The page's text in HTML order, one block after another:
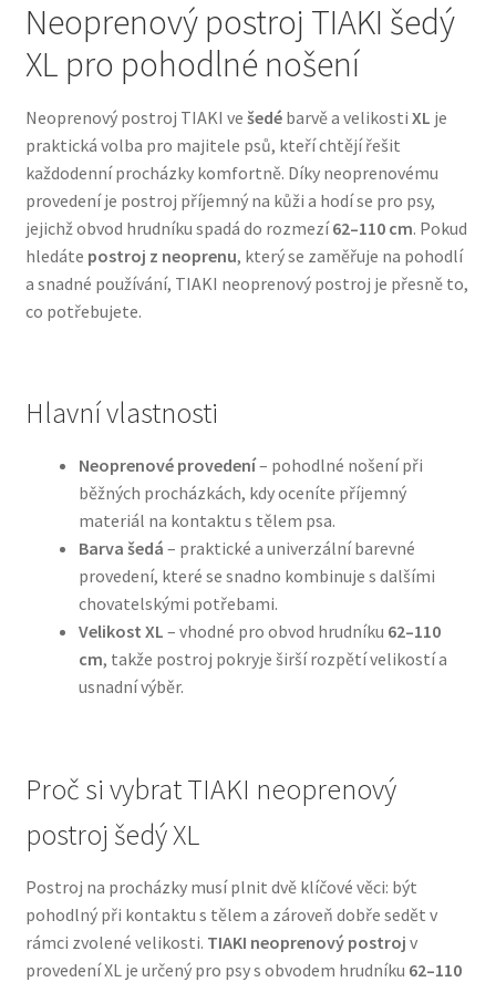
Bozita pro psy — Švédské krmivo s nordickou kvalitou
Brit pro psy
Granule pro psy
Natural Trainer pro psy — Italské krmivo s
přírodními složkami
Happy Dog — Německá kvalita a přirozené složení
Konzervy a kapsičky pro psy
N&D Farmina pro psy — Italské holistic krmivo
Oblečky pro psy
Pamlsky pro psy
Ortopedické pelíšky
Přepravky pro psy
Purizon pro psy — Vysoký obsah masa, bez obilovin
Royal Canin pro psy
Neoprenový postroj TIAKI šedý
XL pro pohodlné nošení
Neoprenový postroj TIAKI ve šedébarvě a velikosti XL je
praktická volba pro majitele psů, kteří chtějí řešit
každodenní procházky komfortně. Díky neoprenovému
provedení je postroj příjemný na kůži a hodí se pro psy,
jejichž obvod hrudníku spadá do rozmezí62–110 cm. Pokud
hledáte postroj z neoprenu, který se zaměřuje na pohodlí
a snadné používání, TIAKI neoprenový postroj je přesně to,
co potřebujete.
Hlavní vlastnosti
Neoprenové provedení– pohodlné nošení při
běžných procházkách, kdy oceníte příjemný
materiál na kontaktu s tělem psa.
Barva šedá – praktické a univerzální barevné
provedení, které se snadno kombinuje s dalšími
chovatelskými potřebami.
Velikost XL – vhodné pro obvod hrudníku 62–110
cm, takže postroj pokryje širší rozpětí velikostí a
usnadní výběr.
Proč si vybrat TIAKI neoprenový
postroj šedý XL
Postroj na procházky musí plnit dvě klíčové věci: být
pohodlný při kontaktu s tělem a zároveň dobře sedět v
rámci zvolené velikosti. TIAKI neoprenový postroj v
provedení XL je určený pro psy s obvodem hrudníku 62–110